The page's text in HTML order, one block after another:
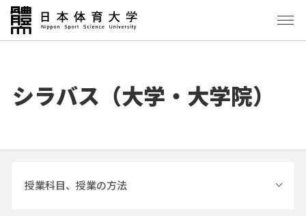
シラバス（大学・大学院）
授業科目、授業の方法